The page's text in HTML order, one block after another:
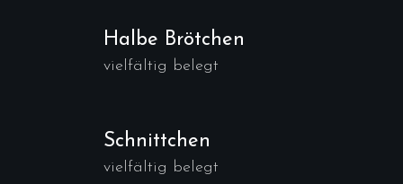
Halbe Brötchen
vielfältig belegt
Schnittchen
vielfältig belegt